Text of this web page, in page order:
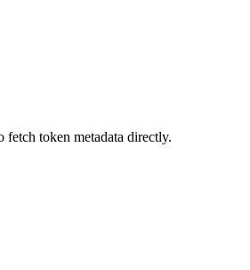
token metadata directly.